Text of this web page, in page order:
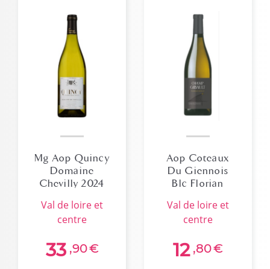
Mg Aop Quincy
Domaine
Chevilly 2024
val de loire et
centre
33 ,90€
Aop Coteaux
Du Giennois
Blc Florian
val de loire et
centre
12 ,80€